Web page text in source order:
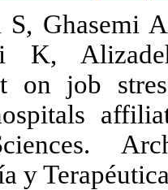
31. Behzadi
Z,
nurses in
Medical